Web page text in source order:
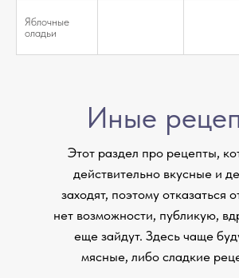
Яблочные
оладьи
Иные
Этот раздел про рецепты,
действительно вкусные и
заходят, поэтому отказаться
нет возможности, публикую,
еще зайдут. Здесь чаще
мясные, либо сладкие